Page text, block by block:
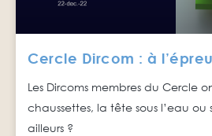
Cercle Dircom : à
Les Dircoms membres du Cercle
chaussettes, la tête sous l’eau
ailleurs ?